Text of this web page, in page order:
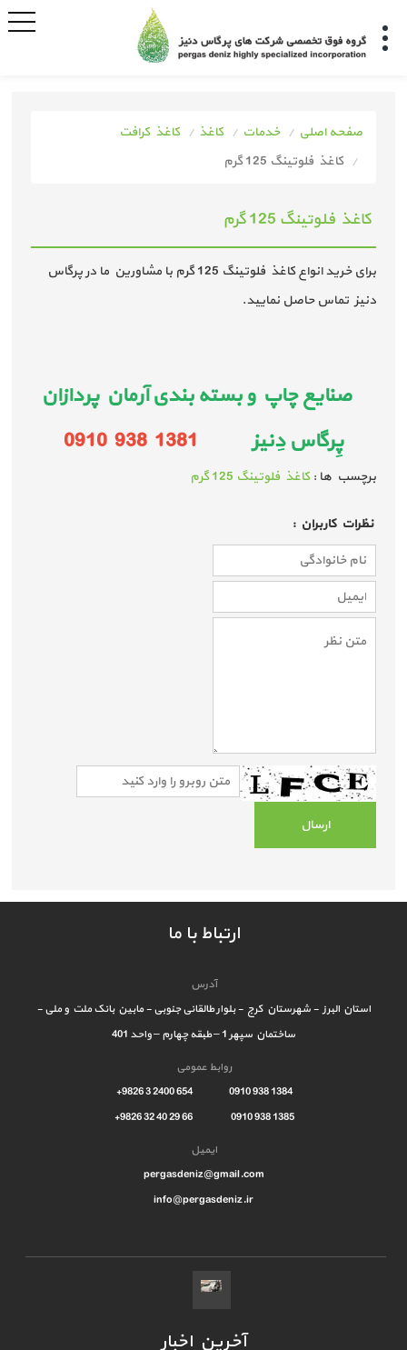
صفحه اصلی خدمات کاغذ
کاغذ کرافت
کاغذ فلوتینگ 125 گرم
کاغذ فلوتینگ 125 گرم
برای خرید انواع کاغذ فلوتینگ 125 گرم با مشاورین ما در پرگاس
دنیز تماس حاصل نمایید.
صنایع چاپ و بسته بندی آرمان پردازان
پِرگاس دِنیز
1381 938 0910
برچسب ها :کاغذ فلوتینگ 125 گرم
نظرات كاربران :
ارتباط با ما
آدرس
استان البرز - شهرستان کرج - بلوار طالقانی جنوبی - مابین بانک ملت و ملی -
ساختمان سپهر 1 – طبقه چهارم – واحد 401
روابط عمومی
1384 938 0910 654 2400 3 9826+
1385 938 0910 66 29 40 32 9826+
ایمیل
pergasdeniz@gmail.com
info@pergasdeniz.ir
آخرین اخبار